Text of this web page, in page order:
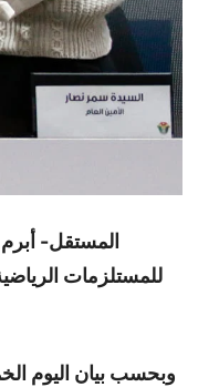
المستقل-
للمستلزمات
وبحسب بيان اليوم